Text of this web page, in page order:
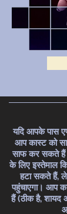
यदि आपके पास
आप कास्ट को
साफ कर सकते हैं।
के लिए इस्तेमाल
हटा सकते हैं,
पहुंचाएगा। आप
हैं (ठीक है, शायद